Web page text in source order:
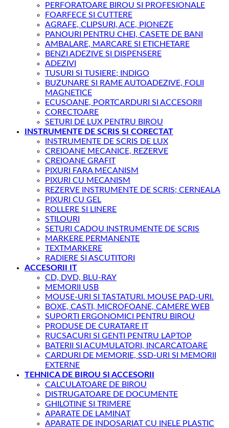
PERFORATOARE BIROU SI PROFESIONALE
FOARFECE SI CUTTERE
AGRAFE, CLIPSURI, ACE, PIONEZE
PANOURI PENTRU CHEI, CASETE DE BANI
AMBALARE, MARCARE SI ETICHETARE
BENZI ADEZIVE SI DISPENSERE
ADEZIVI
TUSURI SI TUSIERE; INDIGO
BUZUNARE SI RAME AUTOADEZIVE, FOLII
MAGNETICE
ECUSOANE, PORTCARDURI SI ACCESORII
CORECTOARE
SETURI DE LUX PENTRU BIROU
INSTRUMENTE DE SCRIS SI CORECTAT
INSTRUMENTE DE SCRIS DE LUX
CREIOANE MECANICE, REZERVE
CREIOANE GRAFIT
PIXURI FARA MECANISM
PIXURI CU MECANISM
REZERVE INSTRUMENTE DE SCRIS; CERNEALA
PIXURI CU GEL
ROLLERE SI LINERE
STILOURI
SETURI CADOU INSTRUMENTE DE SCRIS
MARKERE PERMANENTE
TEXTMARKERE
RADIERE SI ASCUTITORI
ACCESORII IT
CD, DVD, BLU-RAY
MEMORII USB
MOUSE-URI SI TASTATURI. MOUSE PAD-URI.
BOXE, CASTI, MICROFOANE, CAMERE WEB
SUPORTI ERGONOMICI PENTRU BIROU
PRODUSE DE CURATARE IT
RUCSACURI SI GENTI PENTRU LAPTOP
BATERII SI ACUMULATORI, INCARCATOARE
CARDURI DE MEMORIE, SSD-URI SI MEMORII
EXTERNE
TEHNICA DE BIROU SI ACCESORII
CALCULATOARE DE BIROU
DISTRUGATOARE DE DOCUMENTE
GHILOTINE SI TRIMERE
APARATE DE LAMINAT
APARATE DE INDOSARIAT CU INELE PLASTIC